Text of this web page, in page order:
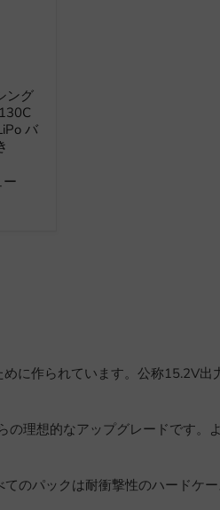
ング
バ
に作られています。公称15.2V
の理想的なアップグレードです。
のパックは耐衝撃性のハードケー